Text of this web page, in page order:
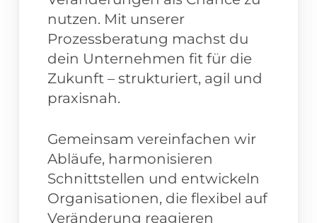
nutzen. Mit unserer
Prozessberatung machst du
dein Unternehmen fit für die
Zukunft – strukturiert, agil und
praxisnah.
Gemeinsam vereinfachen wir
Abläufe, harmonisieren
Schnittstellen und entwickeln
Organisationen, die flexibel auf
Veränderung reagieren